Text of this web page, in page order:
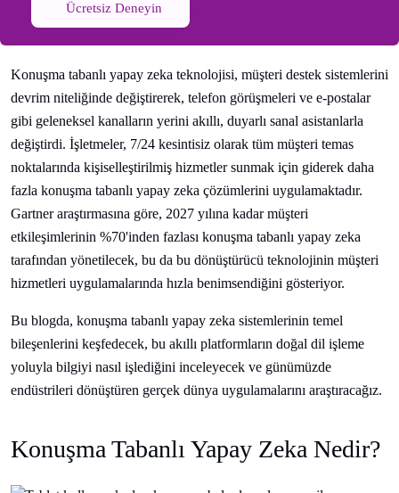
Ücretsiz Deneyin
Konuşma tabanlı yapay zeka teknolojisi, müşteri destek sistemlerini
devrim niteliğinde değiştirerek, telefon görüşmeleri ve e-postalar
gibi geleneksel kanalların yerini akıllı, duyarlı sanal asistanlarla
değiştirdi. İşletmeler, 7/24 kesintisiz olarak tüm müşteri temas
noktalarında kişiselleştirilmiş hizmetler sunmak için giderek daha
fazla konuşma tabanlı yapay zeka çözümlerini uygulamaktadır.
Gartner araştırmasına göre, 2027 yılına kadar müşteri
etkileşimlerinin %70'inden fazlası konuşma tabanlı yapay zeka
tarafından yönetilecek, bu da bu dönüştürücü teknolojinin müşteri
hizmetleri uygulamalarında hızla benimsendiğini gösteriyor.
Bu blogda, konuşma tabanlı yapay zeka sistemlerinin temel
bileşenlerini keşfedecek, bu akıllı platformların doğal dil işleme
yoluyla bilgiyi nasıl işlediğini inceleyecek ve günümüzde
endüstrileri dönüştüren gerçek dünya uygulamalarını araştıracağız.
Konuşma Tabanlı Yapay Zeka Nedir?